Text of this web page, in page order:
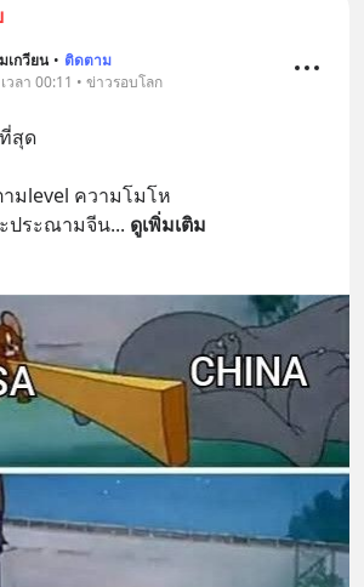
เกวียน • ติดตาม
วลา 00:11 • ข่าวรอบโลก
สุด
มlevel ความโมโห
ประณามจีน... ดูเพิ่มเติม